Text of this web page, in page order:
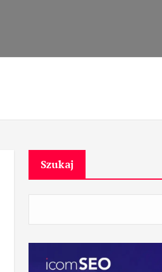
Szukaj